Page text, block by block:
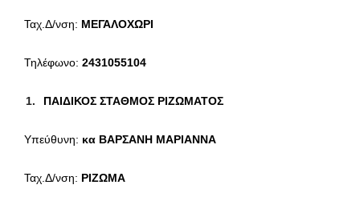
Ταχ.Δ/νση: ΜΕΓΑΛΟΧΩΡΙ
Τηλέφωνο: 2431055104
ΠΑΙΔΙΚΟΣ ΣΤΑΘΜΟΣ ΡΙΖΩΜΑΤΟΣ
Υπεύθυνη: κα ΒΑΡΣΑΝΗ ΜΑΡΙΑΝΝΑ
Ταχ.Δ/νση: ΡΙΖΩΜΑ